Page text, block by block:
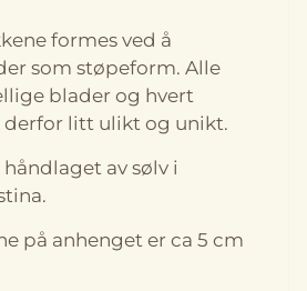
formes ved å
som støpeform. Alle
blader og hvert
derfor litt ulikt og unikt.
av sølv i
på anhenget er ca 5 cm